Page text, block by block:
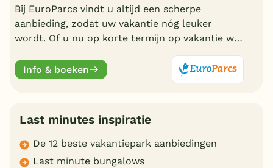
Bij EuroParcs vindt u altijd een scherpe
aanbieding, zodat uw vakantie nóg leuker
wordt. Of u nu op korte termijn op vakantie wilt
actuele vakantiedeals.
Info & boeken
Last minutes inspiratie
De 12 beste vakantiepark aanbiedingen
Last minute bungalows